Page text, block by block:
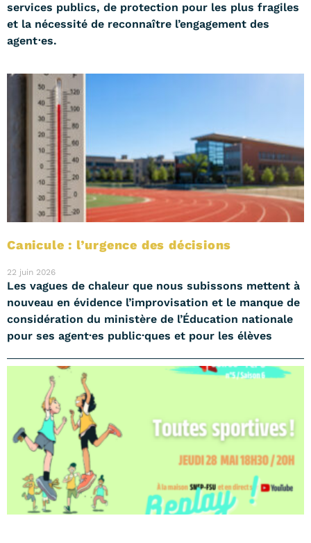
services publics, de protection pour les plus fragiles
et la nécessité de reconnaître l’engagement des
agent⋅es.
Canicule : l’urgence des décisions
22 juin 2026
Les vagues de chaleur que nous subissons mettent à
nouveau en évidence l’improvisation et le manque de
considération du ministère de l’Éducation nationale
pour ses agent·es public·ques et pour les élèves